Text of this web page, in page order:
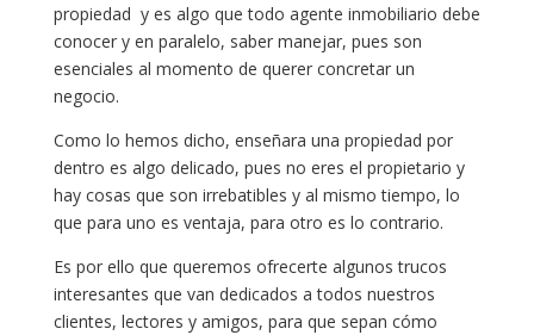
propiedad y es algo que todo agente inmobiliario debe
conocer y en paralelo, saber manejar, pues son
esenciales al momento de querer concretar un
negocio.
Como lo hemos dicho, enseñara una propiedad por
dentro es algo delicado, pues no eres el propietario y
hay cosas que son irrebatibles y al mismo tiempo, lo
que para uno es ventaja, para otro es lo contrario.
Es por ello que queremos ofrecerte algunos trucos
interesantes que van dedicados a todos nuestros
clientes, lectores y amigos, para que sepan cómo